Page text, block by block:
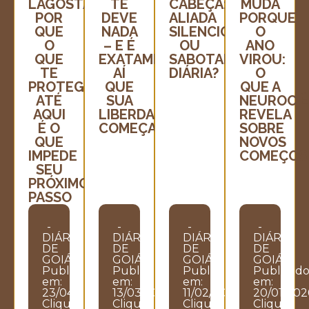
LAGOSTA:
POR
QUE
O
QUE
TE
PROTEGEU
ATÉ
AQUI
É O
QUE
IMPEDE
SEU
PRÓXIMO
PASSO
-
DIÁRIO
DE
GOIÁS
Publicado
em:
23/04/2026
Clique
TE
DEVE
NADA
– E É
EXATAMENTE
AÍ
QUE
SUA
LIBERDADE
COMEÇA
-
DIÁRIO
DE
GOIÁS
Publicado
em:
13/03/2026
Clique
CABEÇA:
ALIADA
SILENCIOSA
OU
SABOTADORA
DIÁRIA?
-
DIÁRIO
DE
GOIÁS
Publicado
em:
11/02/2026
Clique
MUDA
PORQUE
O
ANO
VIROU:
O
QUE A
REVELA
SOBRE
NOVOS
COMEÇOS
-
DIÁRIO
DE
GOIÁS
Publicado
em:
20/01/
Clique